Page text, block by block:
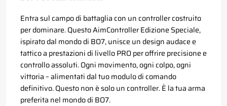
Entra sul campo di battaglia con un controller costruito
per dominare. Questo AimController Edizione Speciale,
ispirato dal mondo di BO7, unisce un design audace e
tattico a prestazioni di livello PRO per offrire precisione e
controllo assoluti. Ogni movimento, ogni colpo, ogni
vittoria – alimentati dal tuo modulo di comando
definitivo. Questo non è solo un controller. È la tua arma
preferita nel mondo di BO7.